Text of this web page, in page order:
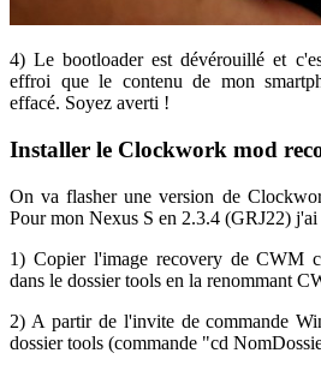
4) Le bootloader est dévérouillé et
effroi que le contenu de mon
effacé. Soyez averti !
Installer le Clockwork mod
On va flasher une version de
Pour mon Nexus S en 2.3.4 (GRJ22)
1) Copier l'image recovery de CWM
dans le dossier tools en la renommant
2) A partir de l'invite de commande
dossier tools (commande "cd